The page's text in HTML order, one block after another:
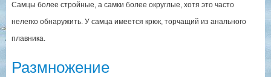
Самцы более стройные, а самки более округлые, хотя это часто
нелегко обнаружить. У самца имеется крюк, торчащий из анального
плавника.
Размножение